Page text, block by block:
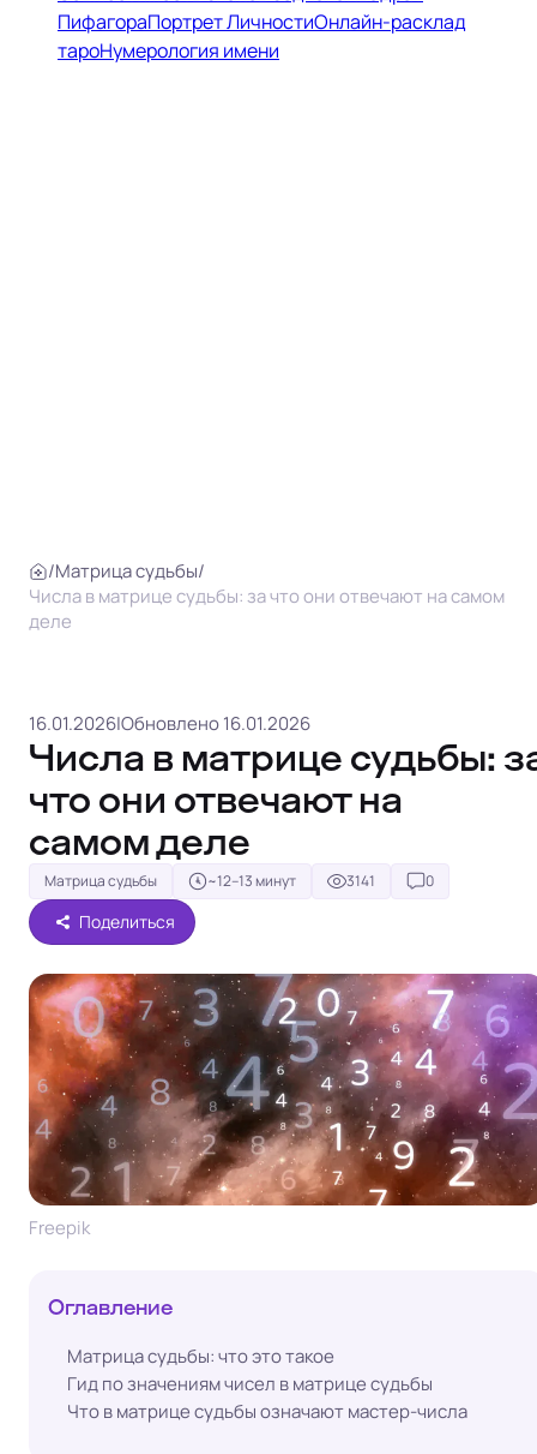
/Матрица судьбы/
Числа в матрице судьбы: за что они отвечают на самом
деле
16.01.2026|Обновлено 16.01.2026
Числа в матрице судьбы:
что они отвечают на
самом деле
Матрица судьбы ~12–13 минут 3141 0
Поделиться
Freepik
Оглавление
Матрица судьбы: что это такое
Гид по значениям чисел в матрице судьбы
Что в матрице судьбы означают мастер-числа